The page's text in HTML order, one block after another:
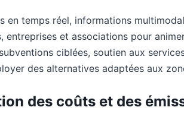
en temps réel, informations
entreprises et associations pour
subventions ciblées, soutien aux
des alternatives adaptées aux
des coûts et des